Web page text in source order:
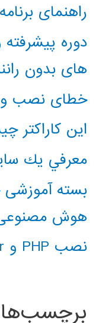
راهنمای
دوره
های بدون
خطای نصب
این کاراکتر
معرفي يك
بسته
هوش
نصب PHP و composer در ویندوز 10
برچسب‌ها